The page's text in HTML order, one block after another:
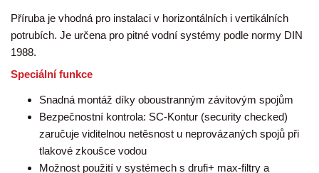
Příruba je vhodná pro instalaci v horizontálních i vertikálních
potrubích. Je určena pro pitné vodní systémy podle normy DIN
1988.
Speciální funkce
Snadná montáž díky oboustranným závitovým spojům
Bezpečnostní kontrola: SC-Kontur (security checked)
zaručuje viditelnou netěsnost u neprovázaných spojů při
tlakové zkoušce vodou
Možnost použití v systémech s drufi+ max-filtry a